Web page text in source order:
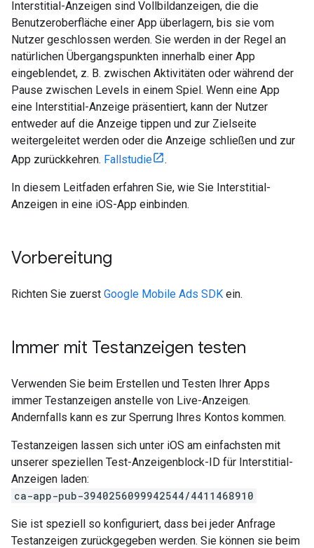
Interstitial-Anzeigen sind Vollbildanzeigen, die die
Benutzeroberfläche einer App überlagern, bis sie vom
Nutzer geschlossen werden. Sie werden in der Regel an
natürlichen Übergangspunkten innerhalb einer App
eingeblendet, z. B. zwischen Aktivitäten oder während der
Pause zwischen Levels in einem Spiel. Wenn eine App
eine Interstitial-Anzeige präsentiert, kann der Nutzer
entweder auf die Anzeige tippen und zur Zielseite
weitergeleitet werden oder die Anzeige schließen und zur
App zurückkehren. Fallstudie .
In diesem Leitfaden erfahren Sie, wie Sie Interstitial-
Anzeigen in eine iOS-App einbinden.
Vorbereitung
Richten Sie zuerst Google Mobile Ads SDK ein.
Immer mit Testanzeigen testen
Verwenden Sie beim Erstellen und Testen Ihrer Apps
immer Testanzeigen anstelle von Live-Anzeigen.
Andernfalls kann es zur Sperrung Ihres Kontos kommen.
Testanzeigen lassen sich unter iOS am einfachsten mit
unserer speziellen Test-Anzeigenblock-ID für Interstitial-
Anzeigen laden:
ca-app-pub-3940256099942544/4411468910
Sie ist speziell so konfiguriert, dass bei jeder Anfrage
Testanzeigen zurückgegeben werden. Sie können sie beim